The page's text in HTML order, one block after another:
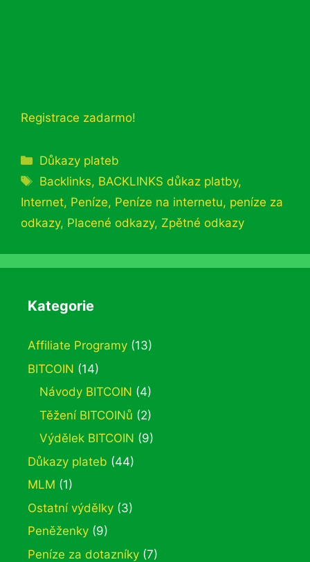
Registrace zadarmo!
Rubriky
Důkazy plateb
Štítky
Backlinks, BACKLINKS důkaz platby,
Internet, Peníze, Peníze na internetu, peníze za
odkazy, Placené odkazy, Zpětné odkazy
Kategorie
Affiliate Programy (13)
BITCOIN (14)
Návody BITCOIN (4)
Těžení BITCOINů (2)
Výdělek BITCOIN (9)
Důkazy plateb (44)
MLM (1)
Ostatní výdělky (3)
Peněženky (9)
Peníze za dotazníky (7)